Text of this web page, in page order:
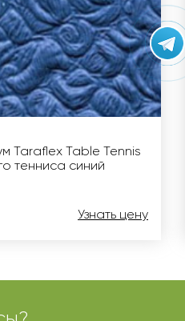
Taraflex Table Tennis
тенниса синий
Узнать цену